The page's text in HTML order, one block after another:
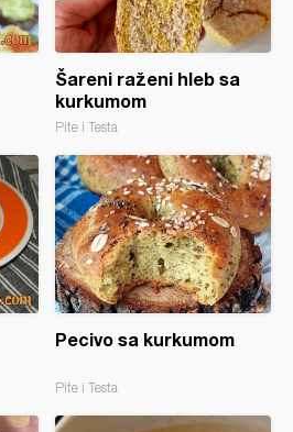
Šareni raženi hleb sa
kurkumom
Pite i Testa
Pecivo sa kurkumom
Pite i Testa